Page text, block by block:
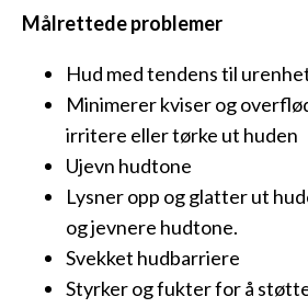
Målrettede problemer
Hud med tendens til
Minimerer kviser og
irritere eller tørke ut huden
Ujevn hudtone
Lysner opp og glatter ut
og jevnere hudtone.
Svekket hudbarriere
Styrker og fukter for å